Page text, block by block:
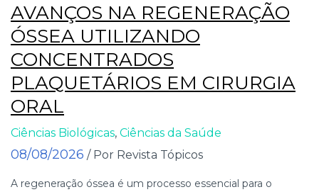
AVANÇOS NA REGENERAÇÃO
ÓSSEA UTILIZANDO
CONCENTRADOS
PLAQUETÁRIOS EM CIRURGIA
ORAL
Ciências Biológicas, Ciências da Saúde
08/08/2026 / Por Revista Tópicos
A regeneração óssea é um processo essencial para o